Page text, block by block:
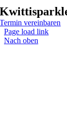
Termin vereinbaren
Page load link
Nach oben